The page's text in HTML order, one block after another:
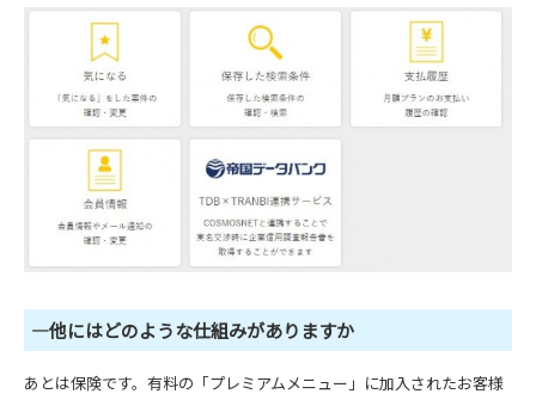
―他にはどのような仕組みがありますか
あとは保険です。有料の「プレミアムメニュー」に加入されたお客様